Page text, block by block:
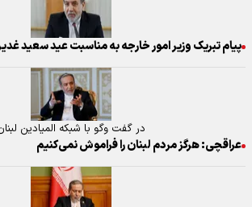
پیام تبریک وزیر امور خارجه به مناسبت عید سعید
در گفت وگو با شبکه المیادین
عراقچی: هرگز مردم لبنان را فراموش نمی‌کنیم